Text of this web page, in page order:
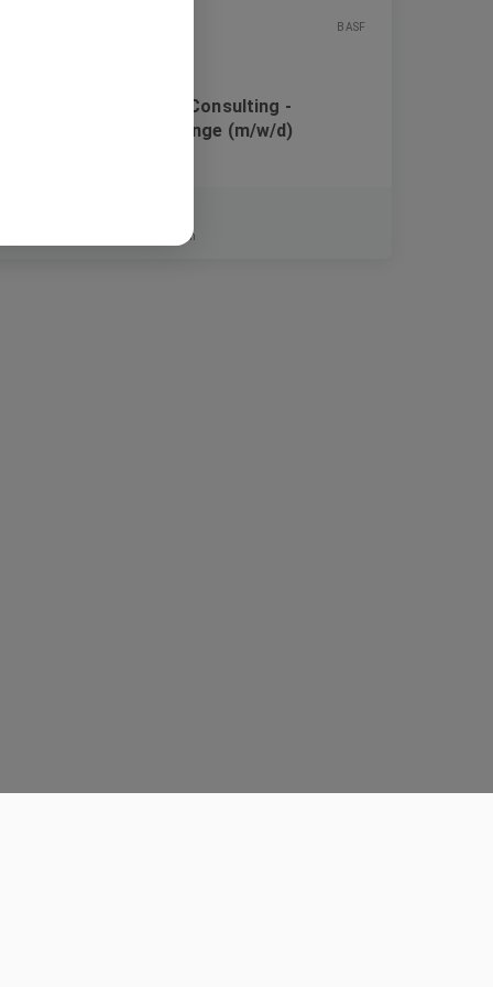
BASF
Project Lead Inhouse Consulting -
Transformational Change (m/w/d)
Düsseldorf, Monheim am Rhein